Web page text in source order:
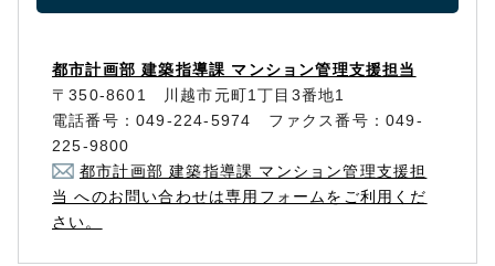
都市計画部 建築指導課 マンション管理支援担当
〒350-8601 川越市元町1丁目3番地1
電話番号：049-224-5974 ファクス番号：049-
225-9800
都市計画部 建築指導課 マンション管理支援担
当 へのお問い合わせは専用フォームをご利用くだ
さい。